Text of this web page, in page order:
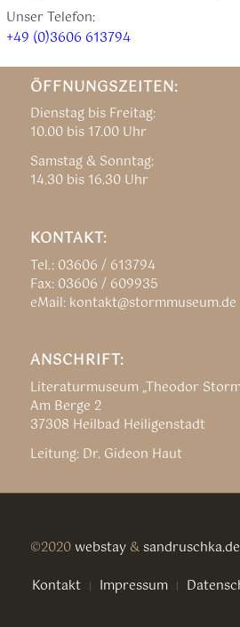
Unser Telefon:
+49 (0)3606 613794
ÖFFNUNGSZEITEN:
Dienstag bis Freitag:
10.00 bis 17.00 Uhr
Samstag & Sonntag:
14.30 bis 16.30 Uhr
KONTAKT:
Tel.: 03606 / 613794
Fax: 03606 / 609935
eMail: kontakt@stormmuseum.de
ANSCHRIFT:
Literaturmuseum „Theodor
Am Berge 2
37308 Heilbad Heiligenstadt
Leitung: Dr. Gideon Haut
©2020 webstay&sandruschka.de
Kontakt
Impressum